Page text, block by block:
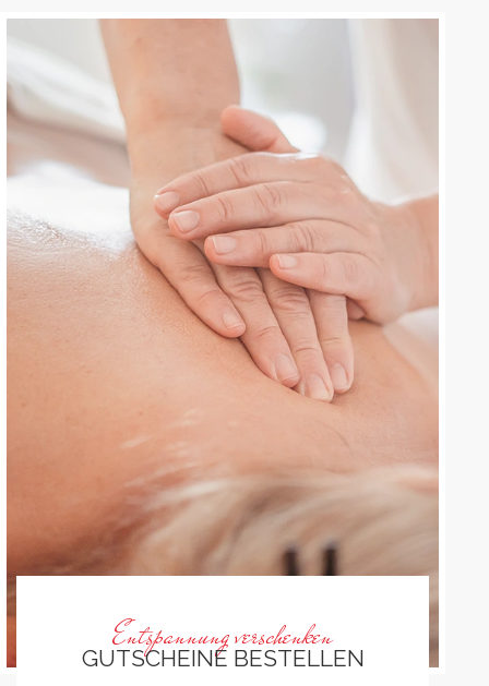
Entspannung verschenken
GUTSCHEINE BESTELLEN